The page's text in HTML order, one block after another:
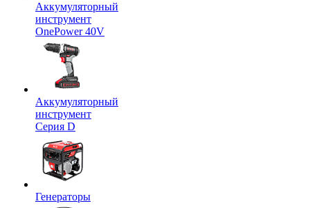
Аккумуляторный
инструмент
OnePower 40V
Аккумуляторный
инструмент
Серия D
Генераторы